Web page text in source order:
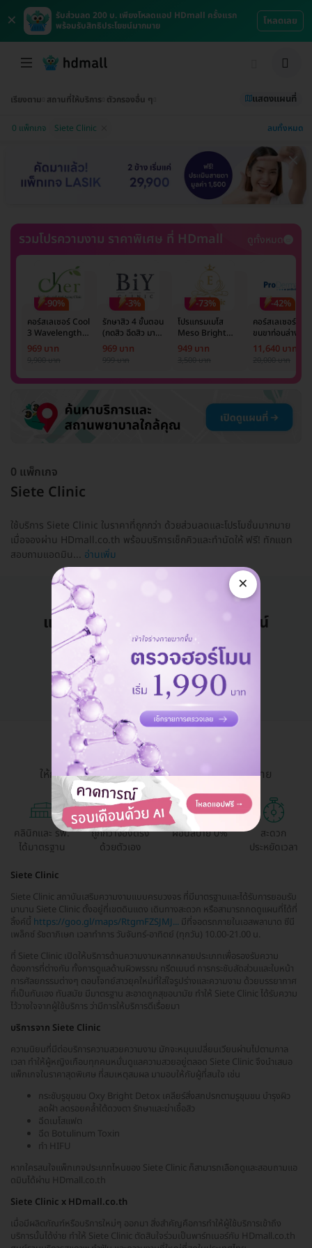
×
รับส่วนลด 200 บ. เพียงโหลดแอป HDmall ครั้งแรก
พร้อมรับสิทธิประโยชน์มากมาย
โหลดเลย
เรียงตาม สถานที่ให้บริการ ตัวกรองอื่น ๆ แสดงแผนที่
0 แพ็กเกจ Siete Clinic ลบทั้งหมด
รวมโปรความงาม ราคาพิเศษ ที่ HDmall ดูทั้งหมด
-90%
คอร์สเลเซอร์ Cool
3 Wavelength
Diode กำจัดขน
รักแร้ 1 ปี 12 ครั้ง
969 บาท
-3%
รักษาสิว 4 ขั้นตอน
(กดสิว ฉีดสิว มาส์ก
หน้า และฉายแสง)
1 ครั้ง
969 บาท
-73%
โปรแกรมเมโส
Meso Bright
จำนวนซีซีขึ้นอยู่กับ
แพทย์ประเมิน เพื่อ
ครั้ง
949 บาท
-42%
คอร์สเลเซอร์กำจั
ขนขาท่อนล่าง 2
ข้าง 5 ครั้ง ด้วย
เลเซอร์
11,640 บาท
0 แพ็กเกจ
Siete Clinic
ใช้บริการ Siete Clinic ในราคาที่ถูกกว่า ด้วยส่วนลดและโปรโมชั่นมากมาย
เมื่อจองผ่าน HDmall.co.th พร้อมบริการเช็กคิวและทำนัดให้ ฟรี! ทักแชท
สอบถามแอดมิน... อ่านเพิ่ม
แอดมินพร้อมดูแลคุณทุกวันทางไลน์
คุยกับแอดมิน ฟรี!
HDmall Health ดี อะไรก็ดี
ให้การเข้าถึงบริการสุขภาพและความงามเป็นเรื่องง่าย
คลินิกและ รพ.
ได้มาตรฐาน
ถูกกว่าจองตรง
ด้วยตัวเอง
ผ่อนสบาย 0%
สะดวก
ประหยัดเวลา
Siete Clinic
Siete Clinic สถาบันเสริมความงามแบบครบวงจร ที่มีมาตรฐานและได้รับการยอมรับ
มานาน Siete Clinic ตั้งอยู่ที่เขตดินแดง เดินทางสะดวก หรือสามารถกดดูแผนที่ได้ที่
ลิ้งค์นี้ https://goo.gl/maps/RtgmFZSJMJ... มีที่จอดรถภายในเอสพลานาด ซีนี
เพล็กซ์ รัชดาภิเษก เวลาทำการ วันจันทร์-อาทิตย์ (ทุกวัน) 10.00-21.00 น.
ที่ Siete Clinic เปิดให้บริการด้านความงามหลากหลายประเภทเพื่อรองรับความ
ต้องการที่ต่างกัน ทั้งการดูแลด้านผิวพรรณ ทรีตเมนต์ การกระชับสัดส่วนและใบหน้า
การศัลยกรรมต่างๆ ตอบโจทย์สาวยุคใหม่ที่ใส่ใจรูปร่างและความงาม ด้วยบรรยากาศ
ที่เป็นกันเอง ทันสมัย มีมาตรฐาน สะอาดถูกสุขอนามัย ทำให้ Siete Clinic ได้รับความ
ไว้วางใจจากผู้ใช้บริการ ว่ามีการให้บริการดีเรื่อยมา
บริการจาก Siete Clinic
ความนิยมที่มีต่อบริการความสวยความงาม มักจะหมุนเปลี่ยนเวียนผ่านไปตามกาล
เวลา ทำให้ผู้หญิงเกือบทุกคนหมั่นดูแลความสวยอยู่ตลอด Siete Clinic จึงนำเสนอ
แพ็กเกจในราคาสุดพิเศษ ที่สมเหตุสมผล มามอบให้กับผู้ที่สนใจ เช่น
กระชับรูขุมขน Oxy Bright Detox เคลียร์สิ่งสกปรกตามรูขุมขน บำรุงผิว
ลดฝ้า ลดรอยคล้ำใต้ดวงตา รักษาและฆ่าเชื้อสิว
ฉีดเมโสแฟต
ฉีด Botulinum Toxin
ทำ HIFU
หากใครสนใจแพ็กเกจประเภทไหนของ Siete Clinic ก็สามารถเลือกดูและสอบถามแอ
ดมินได้ผ่าน HDmall.co.th
Siete Clinic x HDmall.co.th
เมื่อมีผลิตภัณฑ์หรือบริการใหม่ๆ ออกมา สิ่งสำคัญคือการทำให้ผู้ใช้บริการเข้าถึง
บริการนั้นได้ง่าย ทำให้ Siete Clinic ตัดสินใจร่วมเป็นพาร์ทเนอร์กับ HDmall.co.th
×